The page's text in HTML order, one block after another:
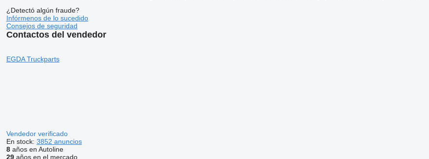
¿Detectó algún fraude?
Infórmenos de lo sucedido
Consejos de seguridad
Contactos del vendedor
EGDA Truckparts
Vendedor verificado
En stock: 3852 anuncios
8años en Autoline
29años en el mercado